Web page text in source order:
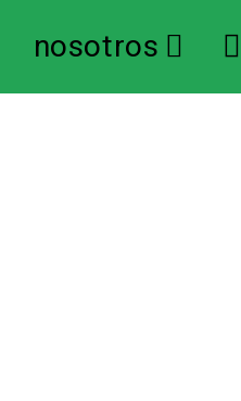
nosotros